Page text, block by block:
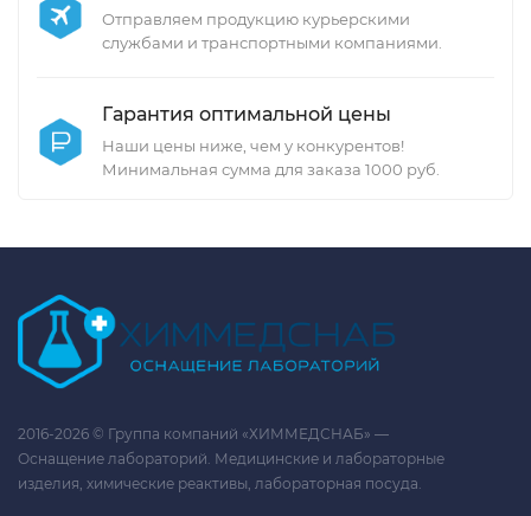
Отправляем продукцию курьерскими
службами и транспортными компаниями.
Гарантия оптимальной цены
Наши цены ниже, чем у конкурентов!
Минимальная сумма для заказа 1000 руб.
2016-2026 © Группа компаний «ХИММЕДСНАБ» —
Оснащение лабораторий. Медицинские и лабораторные
изделия, химические реактивы, лабораторная посуда.